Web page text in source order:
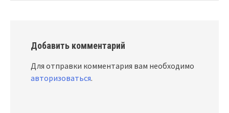
Добавить комментарий
Для отправки комментария вам необходимо
авторизоваться.